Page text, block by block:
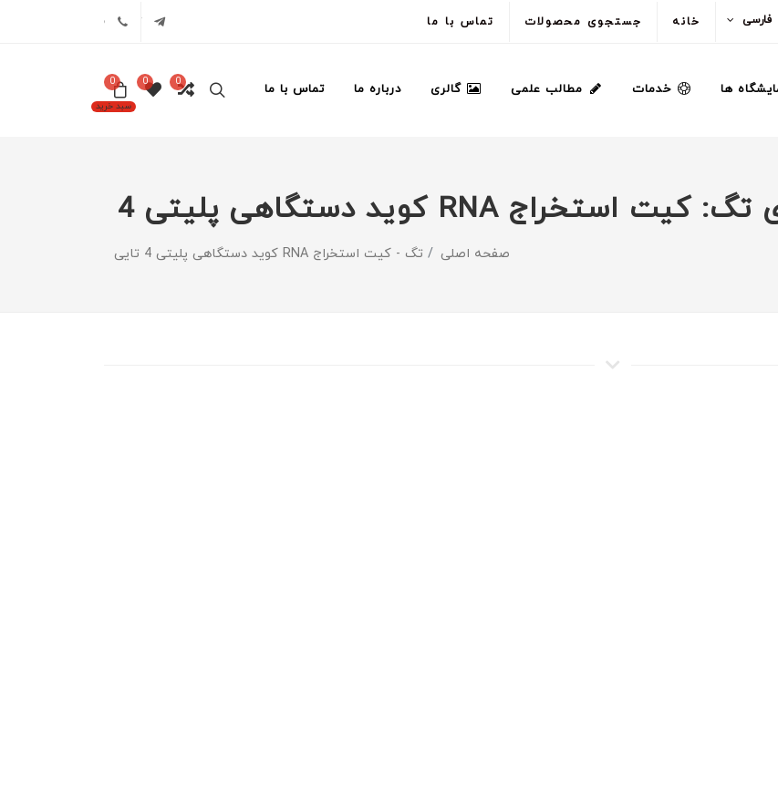
فارسی خانه جستجوی محصولات تماس با ما تلگرام
0
0
سبد خرید
0 ها خدمات مطالب علمی گالری درباره ما تماس با ما
نوشته ها و محصولات حاوی تگ: کیت استخراج RNA كويد دستگاهی پليتی 4
صفحه اصلی تگ - کیت استخراج RNA كويد دستگاهی پليتی 4 تايی